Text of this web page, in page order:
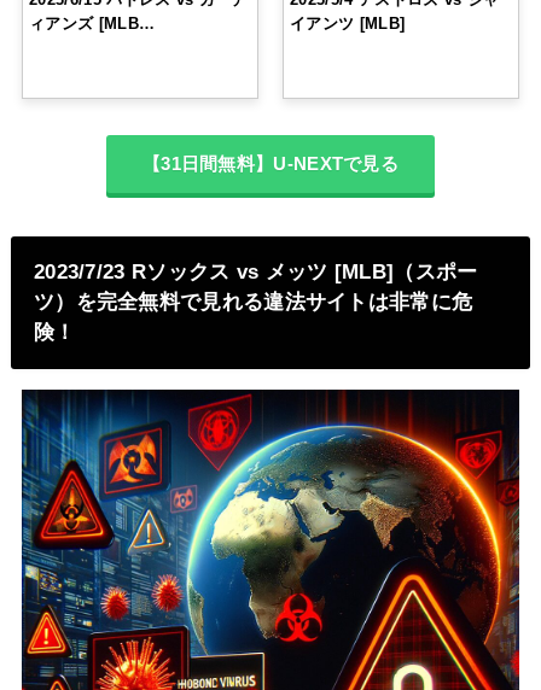
ィアンズ [MLB…
イアンツ [MLB]
【31日間無料】U-NEXTで見る
2023/7/23 Rソックス vs メッツ [MLB]（スポー
ツ）を完全無料で見れる違法サイトは非常に危
険！